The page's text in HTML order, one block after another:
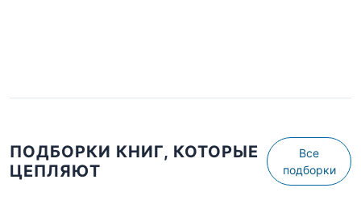
ПОДБОРКИ КНИГ, КОТОРЫЕ
ЦЕПЛЯЮТ
Все
подборки